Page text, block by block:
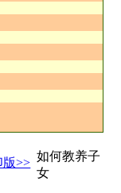
版>> 如何教养子
女